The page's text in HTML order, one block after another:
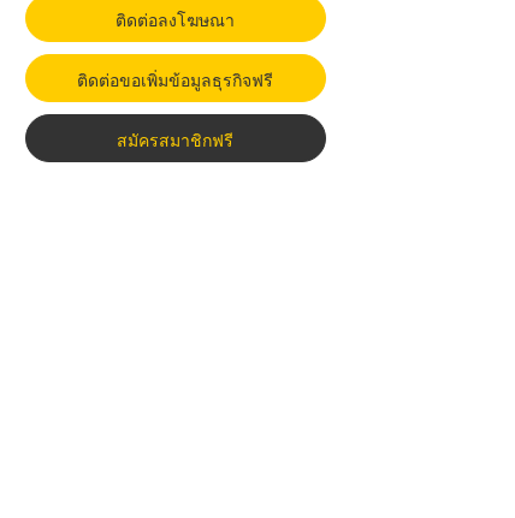
ติดต่อลงโฆษณา
ติดต่อขอเพิ่มข้อมูลธุรกิจฟรี
สมัครสมาชิกฟรี